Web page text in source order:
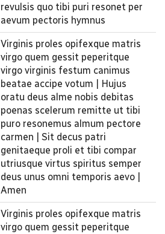
revulsis quo tibi puri resonet per
aevum pectoris hymnus
Virginis proles opifexque matris
virgo quem gessit peperitque
virgo virginis festum canimus
beatae accipe votum | Hujus
oratu deus alme nobis debitas
poenas scelerum remitte ut tibi
puro resonemus almum pectore
carmen | Sit decus patri
genitaeque proli et tibi compar
utriusque virtus spiritus semper
deus unus omni temporis aevo |
Amen
Virginis proles opifexque matris
virgo quem gessit peperitque